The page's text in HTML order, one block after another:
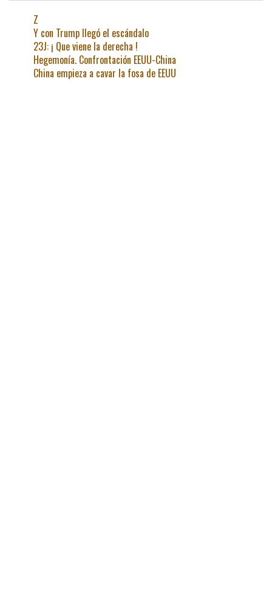
Z
Y con Trump llegó el escándalo
23J: ¡ Que viene la derecha !
Hegemonía. Confrontación EEUU-China
China empieza a cavar la fosa de EEUU